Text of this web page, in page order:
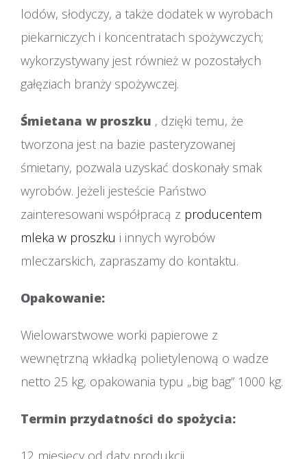
lodów, słodyczy, a także dodatek w wyrobach
piekarniczych i koncentratach spożywczych;
wykorzystywany jest również w pozostałych
gałęziach branży spożywczej.
Śmietana w proszku , dzięki temu, że
tworzona jest na bazie pasteryzowanej
śmietany, pozwala uzyskać doskonały smak
wyrobów. Jeżeli jesteście Państwo
zainteresowani współpracą z producentem
mleka w proszku i innych wyrobów
mleczarskich, zapraszamy do kontaktu.
Opakowanie:
Wielowarstwowe worki papierowe z
wewnętrzną wkładką polietylenową o wadze
netto 25 kg, opakowania typu „big bag” 1000 kg.
Termin przydatności do spożycia:
12 miesięcy od daty produkcji.